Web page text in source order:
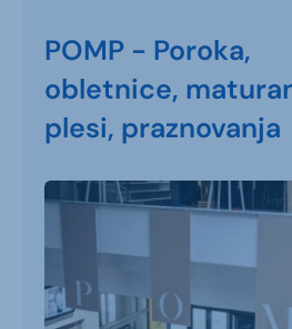
POMP - Poroka,
obletnice,
plesi, praznovanja